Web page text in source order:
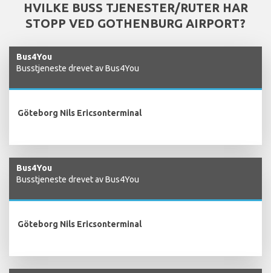
HVILKE BUSS TJENESTER/RUTER HAR
STOPP VED GOTHENBURG AIRPORT?
Bus4You
Busstjeneste drevet av Bus4You
Göteborg Nils Ericsonterminal
Bus4You
Busstjeneste drevet av Bus4You
Göteborg Nils Ericsonterminal